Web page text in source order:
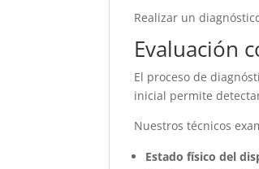
Realizar un
Evaluación
El proceso de
inicial permite
Nuestros técnicos
Estado físico del